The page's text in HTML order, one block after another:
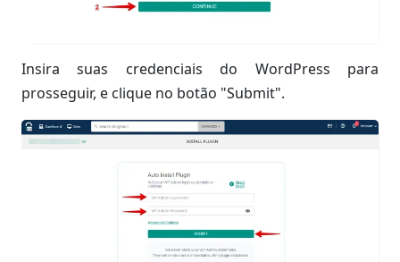
Insira suas credenciais do WordPress para
prosseguir, e clique no botão "Submit".